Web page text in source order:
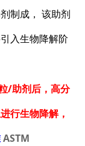
制成， 该助剂
入生物降解阶
/助剂后，高分
行生物降解，
ASTM